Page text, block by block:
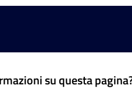
su questa